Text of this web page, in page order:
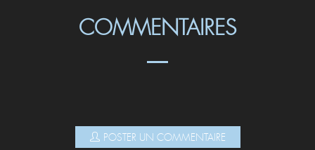
COMMENTAIRES
POSTER UN COMMENTAIRE